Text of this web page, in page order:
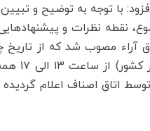
با توجه به توضیح و
نقطه نظرات و پیشنهاد‌هایی
مصرف
اتاق اصناف اعلام